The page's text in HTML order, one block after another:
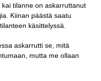
tilanne on askarruttanut
Kiinan päästä saatu
käsittelyssä.
askarrutti se, mitä
mutta me ollaan